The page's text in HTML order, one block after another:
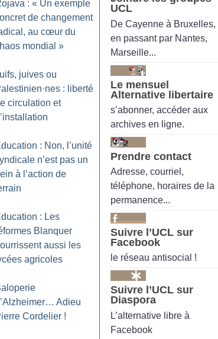
: « Un exemple
de changement
au cœur du
mondial »
juives ou
·nes : liberté
circulation et
: Non, l’unité
n’est pas un
à l’action de
: Les
Blanquer
aussi les
agricoles
Adieu
Cordelier !
UCL
De Cayenne à Bruxelles,
en passant par Nantes,
Marseille...
Le mensuel
Alternative libertaire
s’abonner, accéder aux
archives en ligne.
Prendre contact
Adresse, courriel,
téléphone, horaires de la
permanence...
Suivre l’UCL sur
Facebook
le réseau antisocial !
Suivre l’UCL sur
Diaspora
L’alternative libre à
Facebook